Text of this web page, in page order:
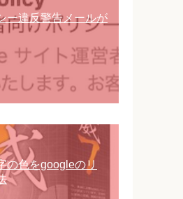
ー違反警告メールが
の色をgoogleのリ